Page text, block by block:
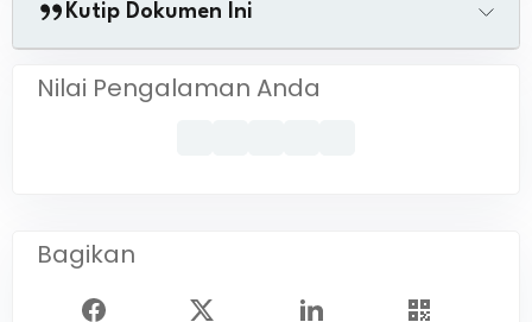
Kutip Dokumen Ini
Nilai Pengalaman Anda
Bagikan